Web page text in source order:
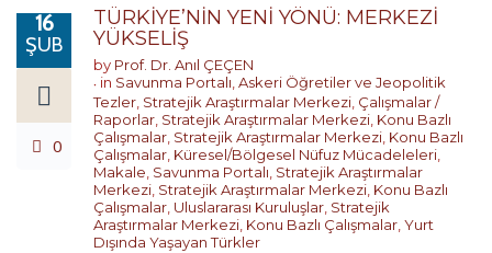
16
ŞUB
0
TÜRKİYE’NİN YENİ YÖNÜ: MERKEZİ
YÜKSELİŞ
by Prof. Dr. Anıl ÇEÇEN
in Savunma Portalı,Askeri Öğretiler ve Jeopolitik
Tezler, Stratejik Araştırmalar Merkezi, Çalışmalar /
Raporlar, Stratejik Araştırmalar Merkezi, Konu Bazlı
Çalışmalar, Stratejik Araştırmalar Merkezi, Konu Bazlı
Çalışmalar, Küresel/Bölgesel Nüfuz Mücadeleleri,
Makale, Savunma Portalı, Stratejik Araştırmalar
Merkezi, Stratejik Araştırmalar Merkezi, Konu Bazlı
Çalışmalar, Uluslararası Kuruluşlar, Stratejik
Araştırmalar Merkezi, Konu Bazlı Çalışmalar,Yurt
Dışında Yaşayan Türkler